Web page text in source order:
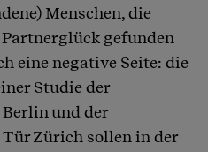
Menschen, die
gefunden
eine negative Seite: die
Studie der
und der
Zürich sollen in der